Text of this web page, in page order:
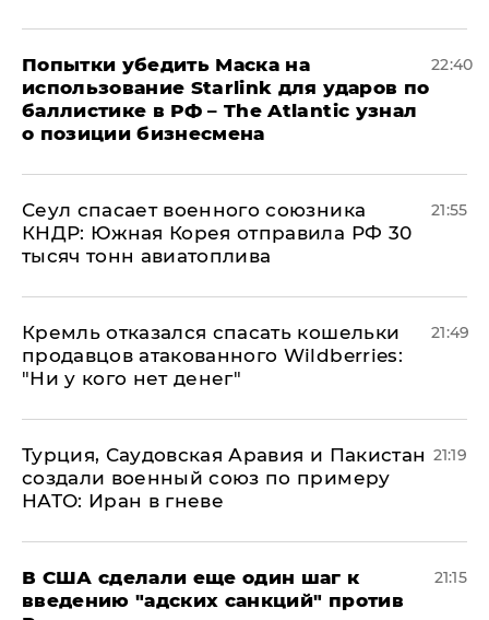
Попытки убедить Маска на
использование Starlink для ударов по
баллистике в РФ – The Atlantic узнал
о позиции бизнесмена
22:40
​Сеул спасает военного союзника
КНДР: Южная Корея отправила РФ 30
тысяч тонн авиатоплива
21:55
Кремль отказался спасать кошельки
продавцов атакованного Wildberries:
"Ни у кого нет денег"
21:49
Турция, Саудовская Аравия и Пакистан
создали военный союз по примеру
НАТО: Иран в гневе
21:19
В США сделали еще один шаг к
введению "адских санкций" против
21:15